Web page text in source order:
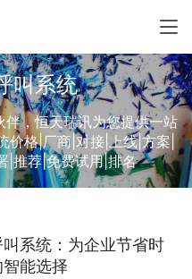
叫系统
，恒天瑞讯为您提供一站
价格|厂商|对接|上线|方案|
|推荐|免费试用|排名
系统：为企业节省时
能选择